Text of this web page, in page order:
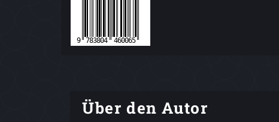
Über den Autor